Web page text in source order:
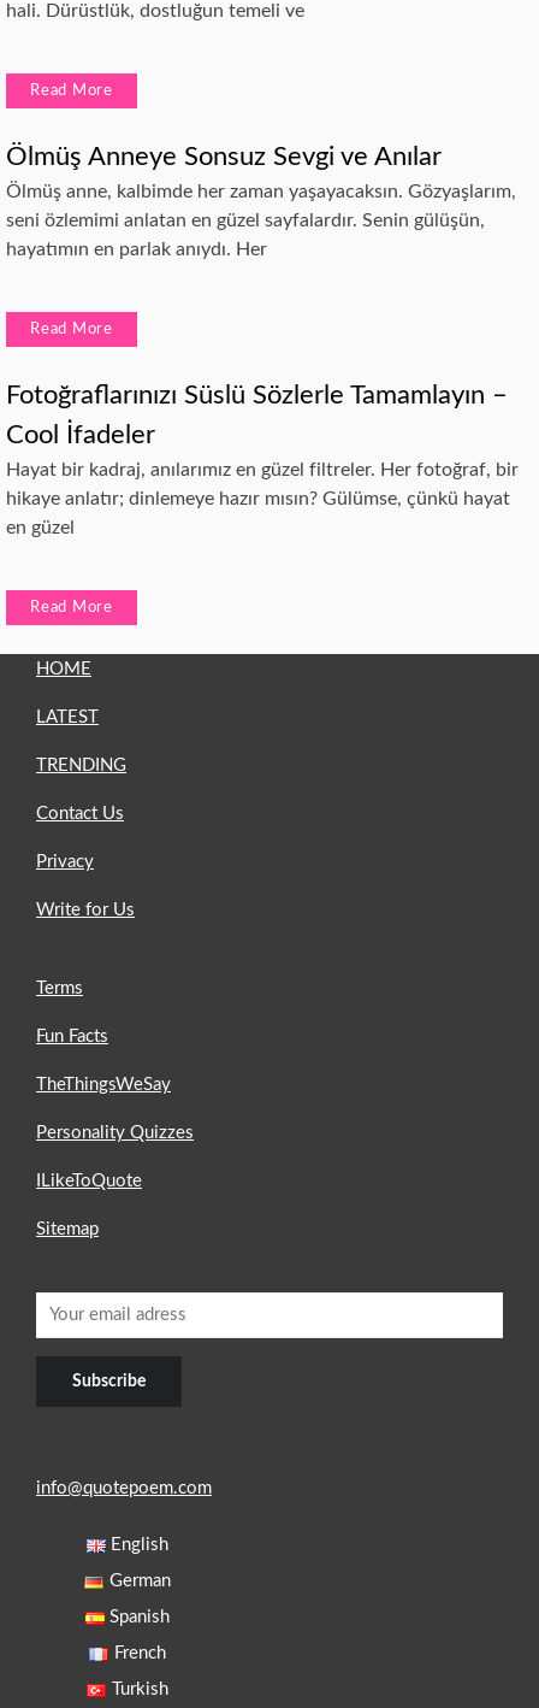
hali. Dürüstlük, dostluğun temeli ve
Read More
Ölmüş Anneye Sonsuz Sevgi ve Anılar
Ölmüş anne, kalbimde her zaman yaşayacaksın. Gözyaşlarım,
seni özlemimi anlatan en güzel sayfalardır. Senin gülüşün,
hayatımın en parlak anıydı. Her
Read More
Fotoğraflarınızı Süslü Sözlerle Tamamlayın –
Cool İfadeler
Hayat bir kadraj, anılarımız en güzel filtreler. Her fotoğraf, bir
hikaye anlatır; dinlemeye hazır mısın? Gülümse, çünkü hayat
en güzel
Read More
HOME
LATEST
TRENDING
Contact Us
Privacy
Write for Us
Terms
Fun Facts
TheThingsWeSay
Personality Quizzes
ILikeToQuote
Sitemap
info@quotepoem.com
English
German
Spanish
French
Turkish